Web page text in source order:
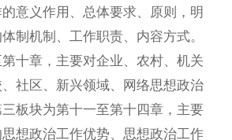
意义作用、总体要求、原则，明
制机制、工作职责、内容方式。
十章，主要对企业、农村、机关
社区、新兴领域、网络思想政治
板块为第十一至第十四章，主要
想政治工作优势、思想政治工作